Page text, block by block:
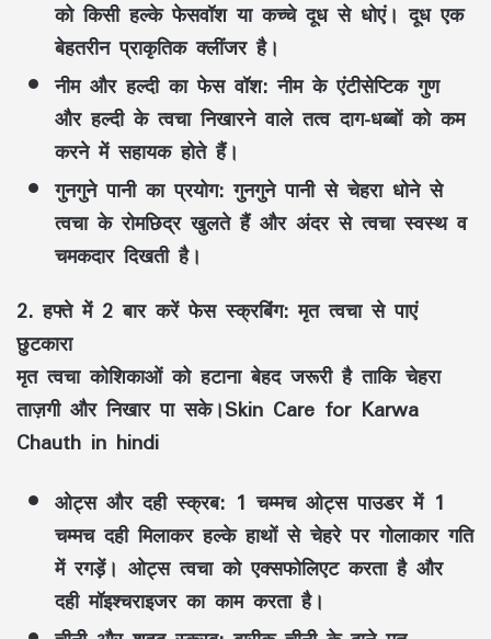
को किसी हल्के फेसवॉश या कच्चे दूध से धोएं। दूध एक
बेहतरीन प्राकृतिक क्लींजर है।
नीम और हल्दी का फेस वॉश: नीम के एंटीसेप्टिक गुण
और हल्दी के त्वचा निखारने वाले तत्व दाग-धब्बों को कम
करने में सहायक होते हैं।
गुनगुने पानी का प्रयोग: गुनगुने पानी से चेहरा धोने से
त्वचा के रोमछिद्र खुलते हैं और अंदर से त्वचा स्वस्थ व
चमकदार दिखती है।
2. हफ्ते में 2 बार करें फेस स्क्रबिंग: मृत त्वचा से पाएं
छुटकारा
मृत त्वचा कोशिकाओं को हटाना बेहद जरूरी है ताकि चेहरा
ताज़गी और निखार पा सके।Skin Care for Karwa
Chauth in hindi
ओट्स और दही स्क्रब: 1 चम्मच ओट्स पाउडर में 1
चम्मच दही मिलाकर हल्के हाथों से चेहरे पर गोलाकार गति
में रगड़ें। ओट्स त्वचा को एक्सफोलिएट करता है और
दही मॉइश्चराइजर का काम करता है।